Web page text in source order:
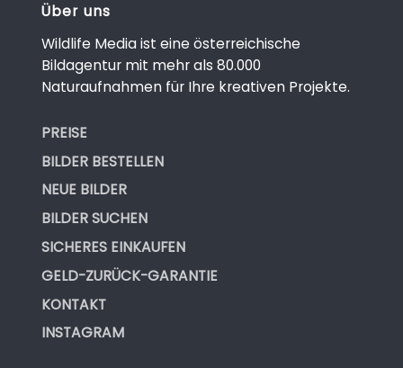
Über uns
Wildlife Media ist eine österreichische
Bildagentur mit mehr als 80.000
Naturaufnahmen für Ihre kreativen Projekte.
PREISE
BILDER BESTELLEN
NEUE BILDER
BILDER SUCHEN
SICHERES EINKAUFEN
GELD-ZURÜCK-GARANTIE
KONTAKT
INSTAGRAM